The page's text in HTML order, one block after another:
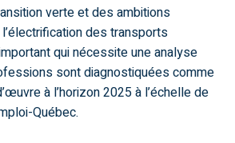
verte et des ambitions
des transports
qui nécessite une analyse
sont diagnostiquées comme
à l’horizon 2025 à l’échelle de
Québec.